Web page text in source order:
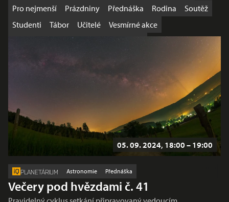
Pro nejmenší
Prázdniny Přednáška Rodina
Soutěž
Studenti
Tábor Učitelé
Vesmírné akce
Výhodná nabídka
05. 09. 2024, 18:00 – 19:00
PLANETÁRIUM Astronomie Přednáška
Večery pod hvězdami č. 41